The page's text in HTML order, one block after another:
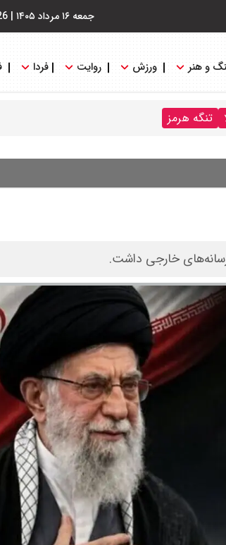
جمعه ۱۶ مرداد ۱۴۰۵ |
و هنر ورزش روایت فردا
تنگه هرمز
رسانه‌های خارجی داشت.